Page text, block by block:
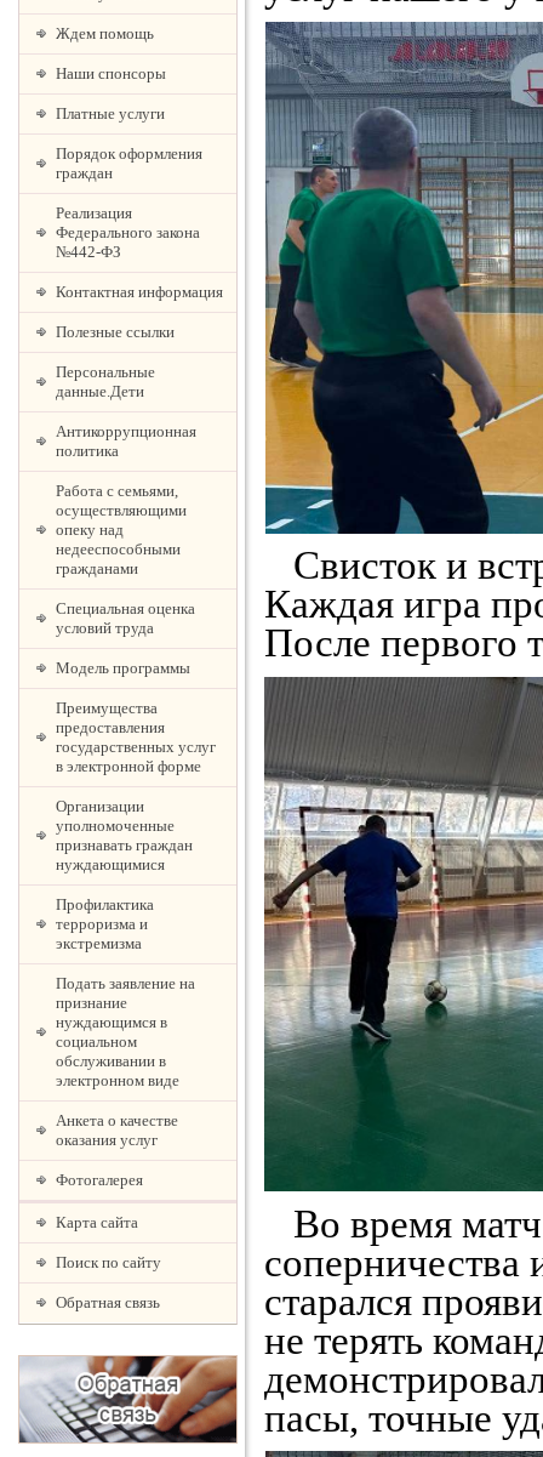
Ждем помощь
Наши спонсоры
Платные услуги
Порядок оформления
граждан
Реализация
Федерального закона
№442-ФЗ
Контактная информация
Полезные ссылки
Персональные
данные.Дети
Антикоррупционная
политика
Работа с семьями,
осуществляющими
опеку над
недееспособными
гражданами
Специальная оценка
условий труда
Модель программы
Преимущества
предоставления
государственных услуг
в электронной форме
Организации
уполномоченные
признавать граждан
нуждающимися
Профилактика
терроризма и
экстремизма
Подать заявление на
признание
нуждающимся в
социальном
обслуживании в
электронном виде
Анкета о качестве
оказания услуг
Фотогалерея
Карта сайта
Поиск по сайту
Обратная связь
Свисток и
Каждая игра
После первого
Во время
старался
не терять
пасы, точные